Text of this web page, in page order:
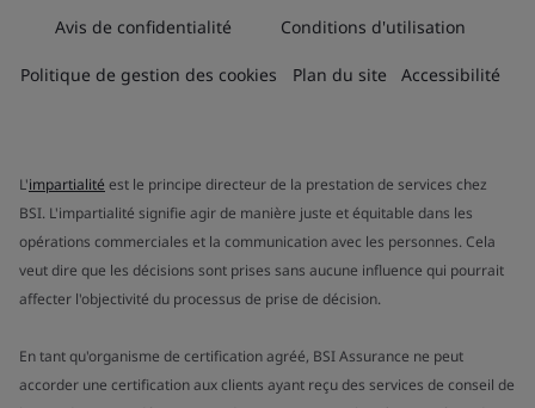
Avis de confidentialité Conditions d'utilisation
Politique de gestion des cookies Plan du site Accessibilité
L'impartialité est le principe directeur de la prestation de services chez
BSI. L'impartialité signifie agir de manière juste et équitable dans les
opérations commerciales et la communication avec les personnes. Cela
veut dire que les décisions sont prises sans aucune influence qui pourrait
affecter l'objectivité du processus de prise de décision.
En tant qu'organisme de certification agréé, BSI Assurance ne peut
accorder une certification aux clients ayant reçu des services de conseil de